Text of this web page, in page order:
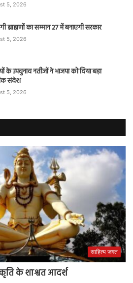
5, 2026
ब्राह्मणों का सम्मान 27 में बनाएगी सरकार
5, 2026
के उपचुनाव नतीजों ने भाजपा को दिया बड़ा
संदेश
5, 2026
साहित्य जगत
के शाश्वत आदर्श